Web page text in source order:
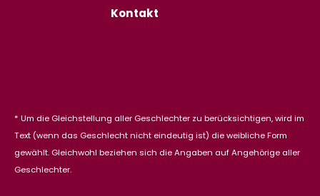
Kontakt
* Um die Gleichstellung aller Geschlechter zu berücksichtigen, wird im
Text (wenn das Geschlecht nicht eindeutig ist) die weibliche Form
gewählt. Gleichwohl beziehen sich die Angaben auf Angehörige aller
Geschlechter.